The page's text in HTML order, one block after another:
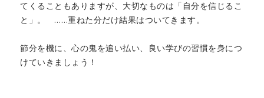
てくることもありますが、大切なものは「自分を信じるこ
と」。 ……重ねた分だけ結果はついてきます。
節分を機に、心の鬼を追い払い、良い学びの習慣を身につ
けていきましょう！